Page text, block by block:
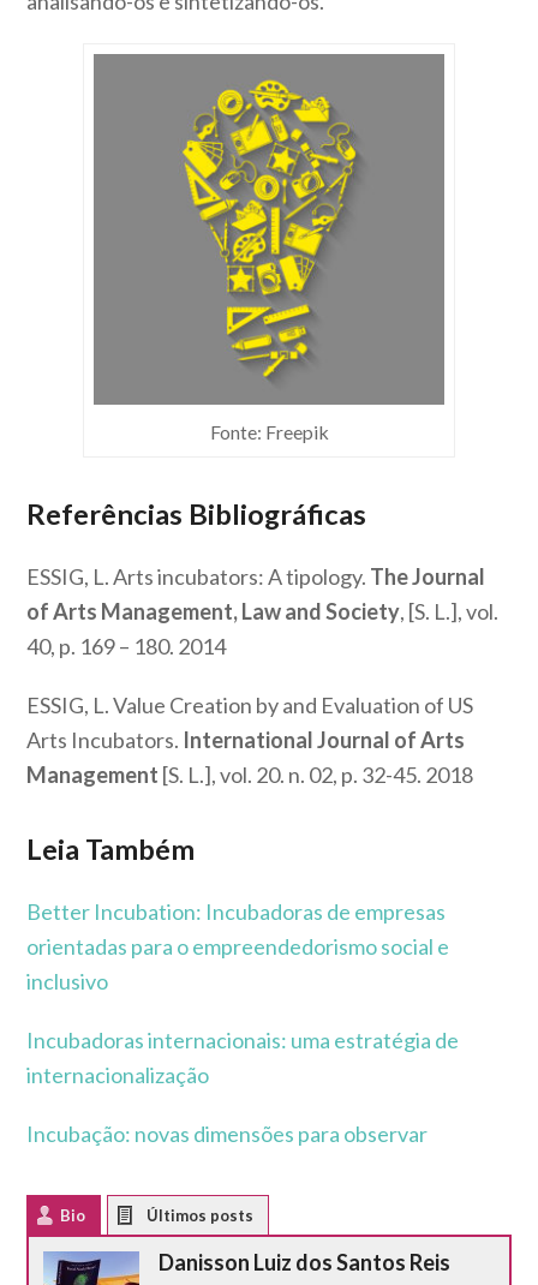
Fonte: Freepik
Referências Bibliográficas
ESSIG, L. Arts incubators: A tipology. The Journal
of Arts Management, Law and Society, [S. L.], vol.
40, p. 169 – 180. 2014
ESSIG, L. Value Creation by and Evaluation of US
Arts Incubators. International Journal of Arts
Management [S. L.], vol. 20. n. 02, p. 32-45. 2018
Leia Também
Better Incubation: Incubadoras de empresas
orientadas para o empreendedorismo social e
inclusivo
Incubadoras internacionais: uma estratégia de
internacionalização
Incubação: novas dimensões para observar
Bio
Danisson Luiz dos Santos Reis